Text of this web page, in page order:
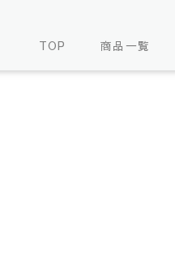
TOP 商品一覧